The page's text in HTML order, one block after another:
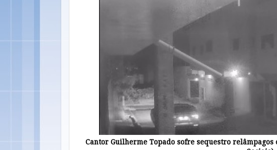
Cantor Guilherme Topado sofre sequestro